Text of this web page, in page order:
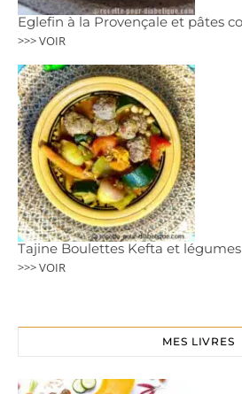
Eglefin à la Provençale et pâtes
>>> VOIR
Tajine Boulettes Kefta et légumes
>>> VOIR
MES LIVRES